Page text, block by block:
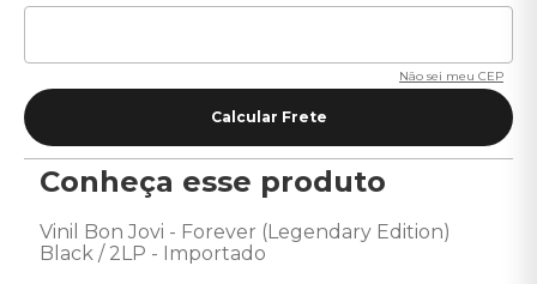
Não sei meu CEP
Conheça esse produto
Vinil Bon Jovi - Forever (Legendary Edition)
Black / 2LP - Importado